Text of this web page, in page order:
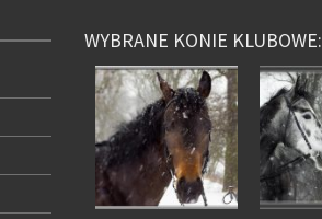
WYBRANE KONIE KLUBOWE: